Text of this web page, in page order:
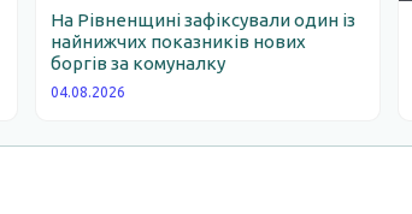
На Рівненщині зафіксували один із
найнижчих показників нових
боргів за комуналку
04.08.2026